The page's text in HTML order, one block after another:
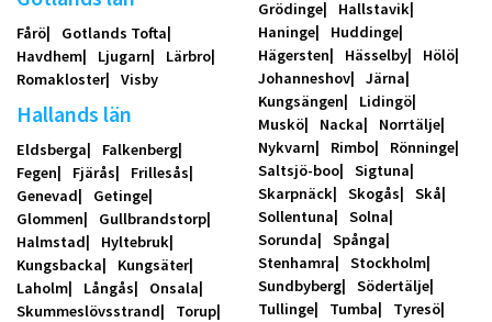
Fårö
Gotlands Tofta
Havdhem
Ljugarn
Lärbro
Romakloster
Visby
Hallands län
Eldsberga
Falkenberg
Fegen
Fjärås
Frillesås
Genevad
Getinge
Glommen
Gullbrandstorp
Halmstad
Hyltebruk
Kungsbacka
Kungsäter
Laholm
Långås
Onsala
Skummeslövsstrand
Torup
Grödinge
Hallstavik
Haninge
Huddinge
Hägersten
Hässelby
Hölö
Johanneshov
Järna
Kungsängen
Lidingö
Muskö
Nacka
Norrtälje
Nykvarn
Rimbo
Rönninge
Saltsjö-boo
Sigtuna
Skarpnäck
Skogås
Skå
Sollentuna
Solna
Sorunda
Spånga
Stenhamra
Stockholm
Sundbyberg
Södertälje
Tullinge
Tumba Tyresö